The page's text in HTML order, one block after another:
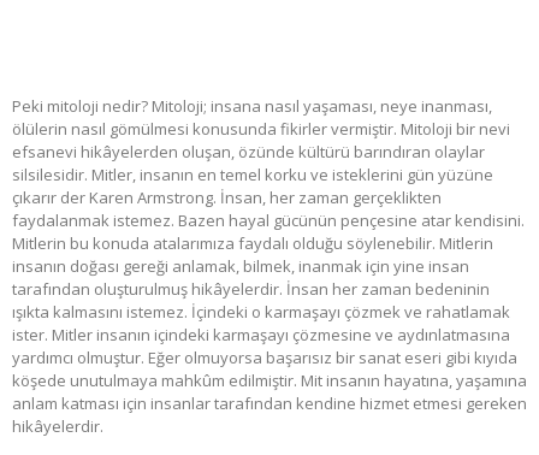
Peki mitoloji nedir? Mitoloji; insana nasıl yaşaması, neye inanması,
ölülerin nasıl gömülmesi konusunda fikirler vermiştir. Mitoloji bir nevi
efsanevi hikâyelerden oluşan, özünde kültürü barındıran olaylar
silsilesidir. Mitler, insanın en temel korku ve isteklerini gün yüzüne
çıkarır der Karen Armstrong. İnsan, her zaman gerçeklikten
faydalanmak istemez. Bazen hayal gücünün pençesine atar kendisini.
Mitlerin bu konuda atalarımıza faydalı olduğu söylenebilir. Mitlerin
insanın doğası gereği anlamak, bilmek, inanmak için yine insan
tarafından oluşturulmuş hikâyelerdir. İnsan her zaman bedeninin
ışıkta kalmasını istemez. İçindeki o karmaşayı çözmek ve rahatlamak
ister. Mitler insanın içindeki karmaşayı çözmesine ve aydınlatmasına
yardımcı olmuştur. Eğer olmuyorsa başarısız bir sanat eseri gibi kıyıda
köşede unutulmaya mahkûm edilmiştir. Mit insanın hayatına, yaşamına
anlam katması için insanlar tarafından kendine hizmet etmesi gereken
hikâyelerdir.